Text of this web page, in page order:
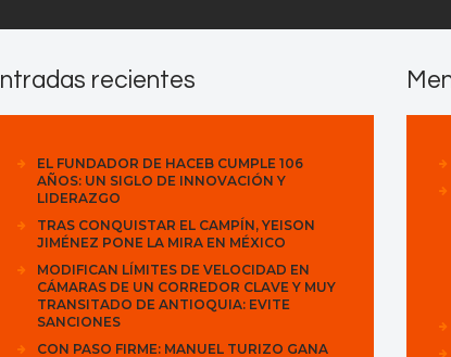
recientes
EL FUNDADOR DE HACEB CUMPLE 106
AÑOS: UN SIGLO DE INNOVACIÓN Y
LIDERAZGO
TRAS CONQUISTAR EL CAMPÍN, YEISON
JIMÉNEZ PONE LA MIRA EN MÉXICO
MODIFICAN LÍMITES DE VELOCIDAD EN
CÁMARAS DE UN CORREDOR CLAVE Y MUY
TRANSITADO DE ANTIOQUIA: EVITE
SANCIONES
CON PASO FIRME: MANUEL TURIZO GANA